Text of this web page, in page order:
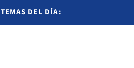
TEMAS DEL DÍA: